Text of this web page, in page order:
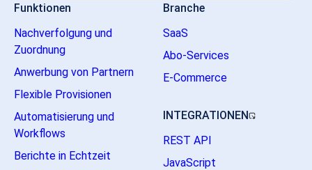
Funktionen
Nachverfolgung und
Zuordnung
Anwerbung von Partnern
Flexible Provisionen
Automatisierung und
Workflows
Berichte in Echtzeit
Branche
SaaS
Abo-Services
E-Commerce
INTEGRATIONEN
REST API
JavaScript